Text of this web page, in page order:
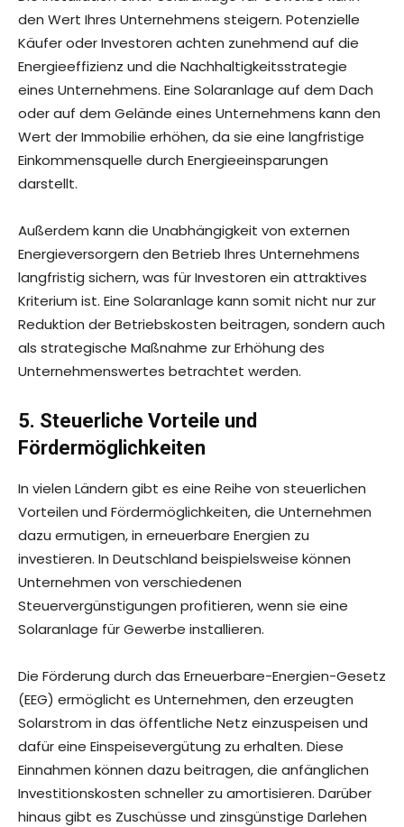
den Wert Ihres Unternehmens steigern. Potenzielle
Käufer oder Investoren achten zunehmend auf die
Energieeffizienz und die Nachhaltigkeitsstrategie
eines Unternehmens. Eine Solaranlage auf dem Dach
oder auf dem Gelände eines Unternehmens kann den
Wert der Immobilie erhöhen, da sie eine langfristige
Einkommensquelle durch Energieeinsparungen
darstellt.
Außerdem kann die Unabhängigkeit von externen
Energieversorgern den Betrieb Ihres Unternehmens
langfristig sichern, was für Investoren ein attraktives
Kriterium ist. Eine Solaranlage kann somit nicht nur zur
Reduktion der Betriebskosten beitragen, sondern auch
als strategische Maßnahme zur Erhöhung des
Unternehmenswertes betrachtet werden.
5. Steuerliche Vorteile und
Fördermöglichkeiten
In vielen Ländern gibt es eine Reihe von steuerlichen
Vorteilen und Fördermöglichkeiten, die Unternehmen
dazu ermutigen, in erneuerbare Energien zu
investieren. In Deutschland beispielsweise können
Unternehmen von verschiedenen
Steuervergünstigungen profitieren, wenn sie eine
Solaranlage für Gewerbe installieren.
Die Förderung durch das Erneuerbare-Energien-Gesetz
(EEG) ermöglicht es Unternehmen, den erzeugten
Solarstrom in das öffentliche Netz einzuspeisen und
dafür eine Einspeisevergütung zu erhalten. Diese
Einnahmen können dazu beitragen, die anfänglichen
Investitionskosten schneller zu amortisieren. Darüber
hinaus gibt es Zuschüsse und zinsgünstige Darlehen